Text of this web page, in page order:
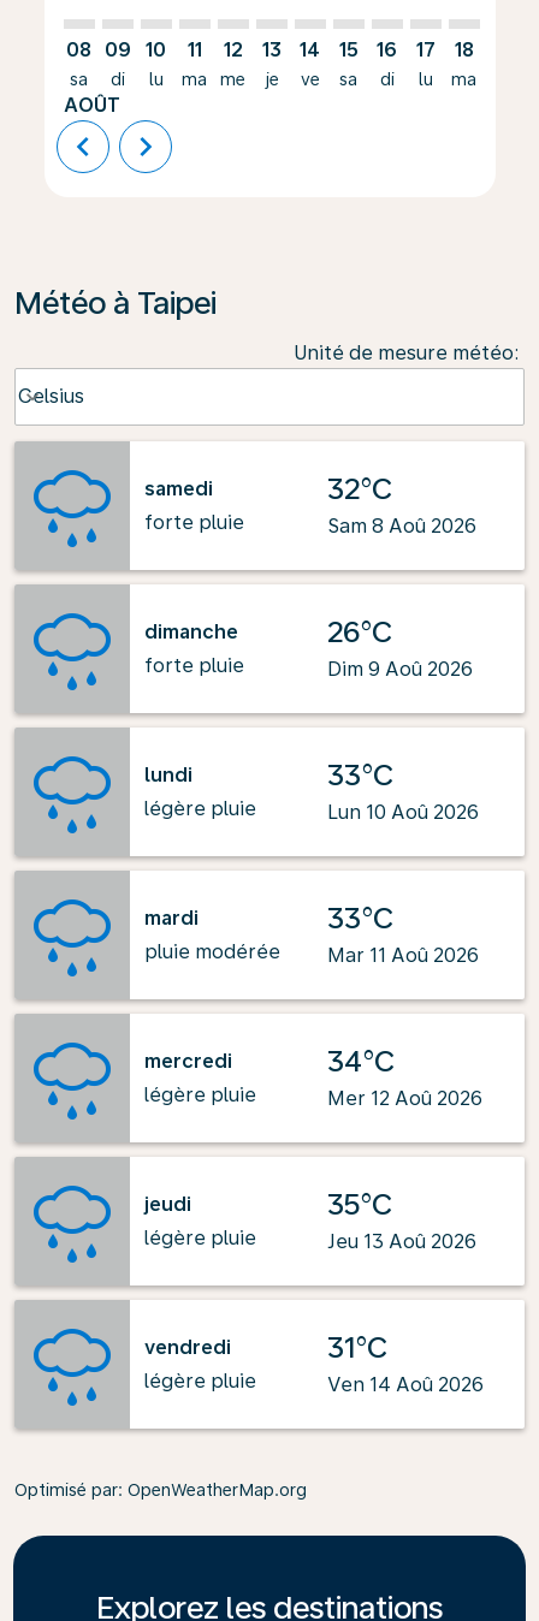
08
sa
AOÛT
09
di
10
lu
11
ma
12
me
13
je
14
ve
15
sa
16
di
17
lu
18
ma
chevron_left chevron_right
Météo à Taipei
Unité de mesure météo:
Celsius
keyboard_arrow_down
samedi
forte pluie
32°C
Sam 8 Aoû 2026
dimanche
forte pluie
26°C
Dim 9 Aoû 2026
lundi
légère pluie
33°C
Lun 10 Aoû 2026
mardi
pluie modérée
33°C
Mar 11 Aoû 2026
mercredi
légère pluie
34°C
Mer 12 Aoû 2026
jeudi
légère pluie
35°C
Jeu 13 Aoû 2026
vendredi
légère pluie
31°C
Ven 14 Aoû 2026
Optimisé par: OpenWeatherMap.org
Explorez les destinations